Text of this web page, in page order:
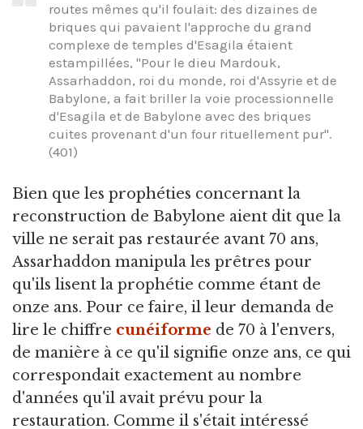
routes mêmes qu'il foulait: des dizaines de
briques qui pavaient l'approche du grand
complexe de temples d'Esagila étaient
estampillées, "Pour le dieu Mardouk,
Assarhaddon, roi du monde, roi d'Assyrie et de
Babylone, a fait briller la voie processionnelle
d'Esagila et de Babylone avec des briques
cuites provenant d'un four rituellement pur".
(401)
Bien que les prophéties concernant la
reconstruction de Babylone aient dit que la
ville ne serait pas restaurée avant 70 ans,
Assarhaddon manipula les prêtres pour
qu'ils lisent la prophétie comme étant de
onze ans. Pour ce faire, il leur demanda de
lire le chiffre cunéiforme de 70 à l'envers,
de manière à ce qu'il signifie onze ans, ce qui
correspondait exactement au nombre
d'années qu'il avait prévu pour la
restauration. Comme il s'était intéressé